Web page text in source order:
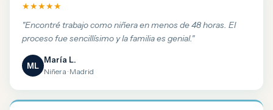
★★★★★
"Encontré trabajo como niñera en menos de 48 horas. El
proceso fue sencillísimo y la familia es genial."
ML
María L.
Niñera · Madrid